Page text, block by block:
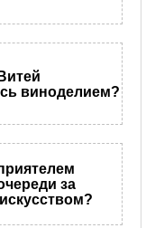
виноделием?
за